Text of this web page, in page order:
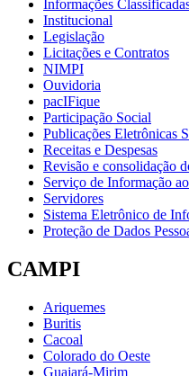
Informações
Institucional
Legislação
Licitações e Contratos
NIMPI
Ouvidoria
pacIFique
Participação Social
Publicações Eletrônicas
Receitas e Despesas
Revisão e consolidação
Serviço de Informação
Servidores
Sistema Eletrônico de
Proteção de Dados
CAMPI
Ariquemes
Buritis
Cacoal
Colorado do Oeste
Guajará-Mirim